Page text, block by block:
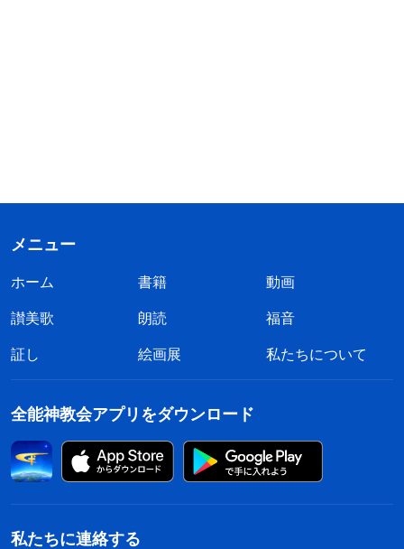
メニュー
ホーム 書籍
動画
讃美歌
朗読
福音
証し
絵画展 私たちについて
全能神教会アプリをダウンロード
私たちに連絡する